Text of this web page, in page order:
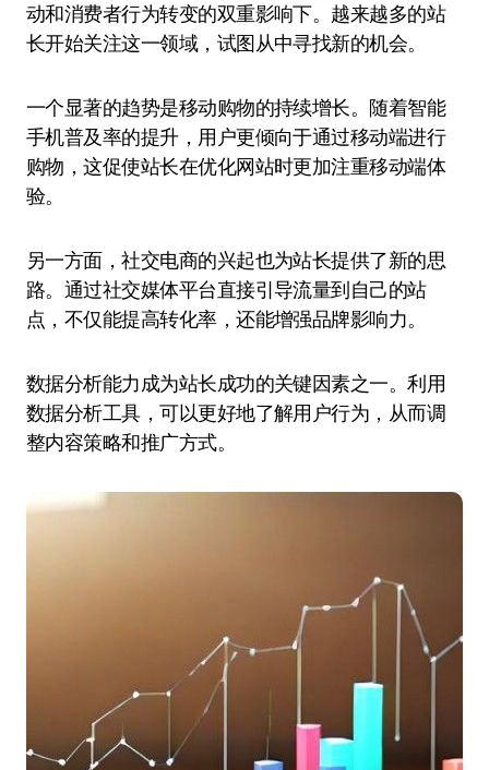
动和消费者行为转变的双重影响下。越来越多的站
长开始关注这一领域，试图从中寻找新的机会。
一个显著的趋势是移动购物的持续增长。随着智能
手机普及率的提升，用户更倾向于通过移动端进行
购物，这促使站长在优化网站时更加注重移动端体
验。
另一方面，社交电商的兴起也为站长提供了新的思
路。通过社交媒体平台直接引导流量到自己的站
点，不仅能提高转化率，还能增强品牌影响力。
数据分析能力成为站长成功的关键因素之一。利用
数据分析工具，可以更好地了解用户行为，从而调
整内容策略和推广方式。